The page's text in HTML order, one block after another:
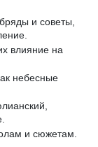
и советы,
влияние на
небесные
и сюжетам.